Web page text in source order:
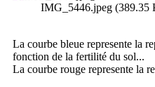
IMG_5446.jpeg (389.35
La courbe bleue represente la
fonction de la fertilité du sol...
La courbe rouge represente la